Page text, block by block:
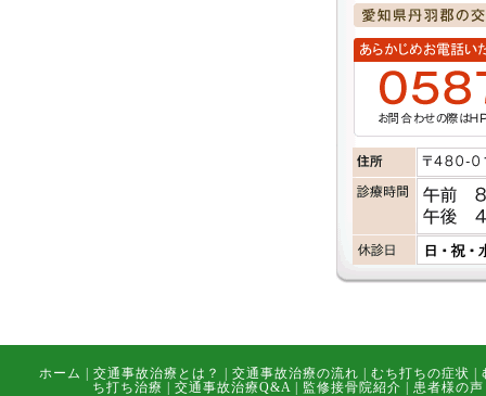
ホーム 交通事故治療とは？ 交通事故治療の流れ むち打ちの症状
ち打ち治療
交通事故治療Q&A 監修接骨院紹介 患者様の声